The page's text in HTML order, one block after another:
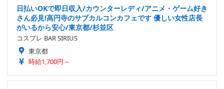
日払いOKで即日収入/カウンターレディ/アニメ・ゲーム好き
さん必見!高円寺のサブカルコンカフェです 優しい女性店長
がいるから安心/東京都/杉並区
コスプレ BAR SIRIUS
東京都
時給1,700円～